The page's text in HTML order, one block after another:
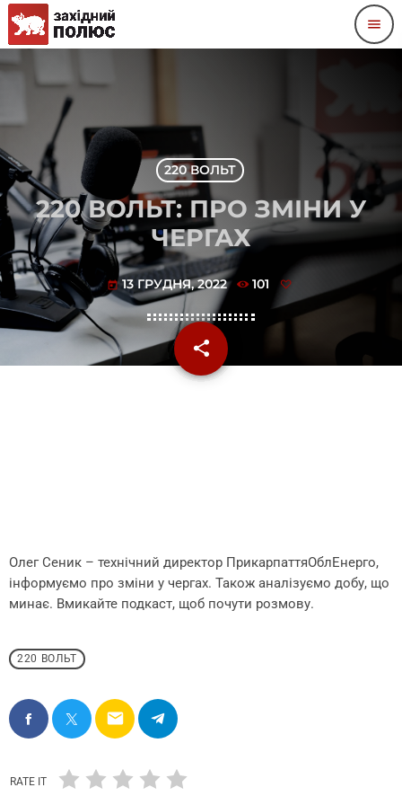
menu
220 ВОЛЬТ
220 ВОЛЬТ: ПРО ЗМІНИ У
ЧЕРГАХ
today 13 ГРУДНЯ, 2022 101
share
email
Олег Сеник – технічний директор ПрикарпаттяОблЕнерго,
інформуємо про зміни у чергах. Також аналізуємо добу, що
минає. Вмикайте подкаст, щоб почути розмову.
220 ВОЛЬТ
email
RATE IT